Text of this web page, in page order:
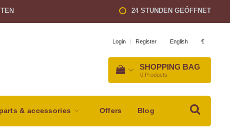
24 STUNDEN GEÖFFNET
Login | Register English €
SHOPPING BAG
0 Products
& accessories Offers Blog